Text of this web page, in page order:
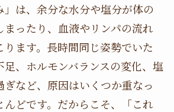
」は、余分な水分や塩分が体の
まったり、血液やリンパの流れ
ます。長時間同じ姿勢でいた
足、ホルモンバランスの変化、塩
など、原因はいくつか重なっ
んどです。だからこそ、「これ